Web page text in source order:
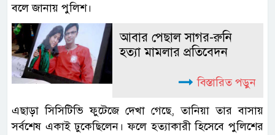
বলে জানায় পুলিশ।
আবার পেছাল সাগর-রুনি
হত্যা মামলার প্রতিবেদন
বিস্তারিত পড়ুন
এছাড়া সিসিটিভি ফুটেজে দেখা গেছে, তানিয়া তার বাসায়
সর্বশেষ একাই ঢুকেছিলেন। ফলে হত্যাকারী হিসেবে পুলিশের